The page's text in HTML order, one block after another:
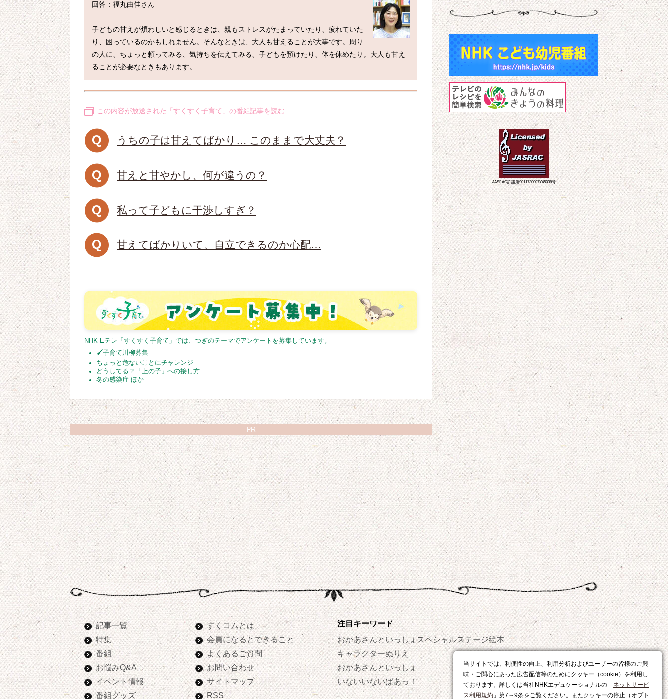
当サイトでは、利便性の向上、利用分析およびユーザーの皆様のご興
味・ご関心にあった広告配信等のためにクッキー（cookie）を利用し
ております。詳しくは当社NHKエデュケーショナルの「 ネットサービ
ス利用規約 」第7～9条をご覧ください。またクッキーの停止（オプト
回答：福丸由佳さん
子どもの甘えが煩わしいと感じるときは、親もストレスがたまっていたり、疲れていた
り、困っているのかもしれません。そんなときは、大人も甘えることが大事です。周り
の人に、ちょっと頼ってみる、気持ちを伝えてみる、子どもを預けたり、体を休めたり。大人も甘え
この内容が放送された「すくすく子育て」の番組記事を読む
うちの子は甘えてばかり… このままで大丈夫？
甘えと甘やかし、何が違うの？
私って子どもに干渉しすぎ？
甘えてばかりいて、自立できるのか心配…
NHK Eテレ「すくすく子育て」では、つぎのテーマでアンケートを募集しています。
🖌子育て川柳募集
ちょっと危ないことにチャレンジ
どうしてる？「上の子」への接し方
冬の感染症 ほか
JASRAC許諾第9011730007Y45038号
PR
記事一覧
特集
番組
お悩みQ&A
イベント情報
番組グッズ
すくコムとは
会員になるとできること
よくあるご質問
お問い合わせ
サイトマップ
RSS
注目キーワード
おかあさんといっしょスペシャルステージ
キャラクターぬりえ
おかあさんといっしょ
いないいないばあっ！
絵本
おやつ
レシピ